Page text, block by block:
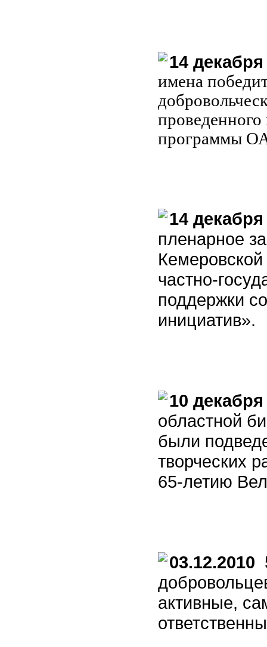
14
имена
проведенного
программы
14
пленарное
частно-
поддержки
инициатив».
10
областной
были
творческих
65-летию
03.12.2010
активные,